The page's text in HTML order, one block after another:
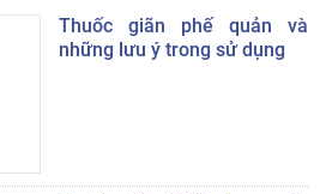
Thuốc giãn phế quản và
những lưu ý trong sử dụng